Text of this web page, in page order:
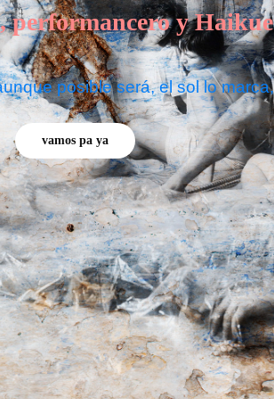
performancero y
posible será, el sol lo
vamos pa ya